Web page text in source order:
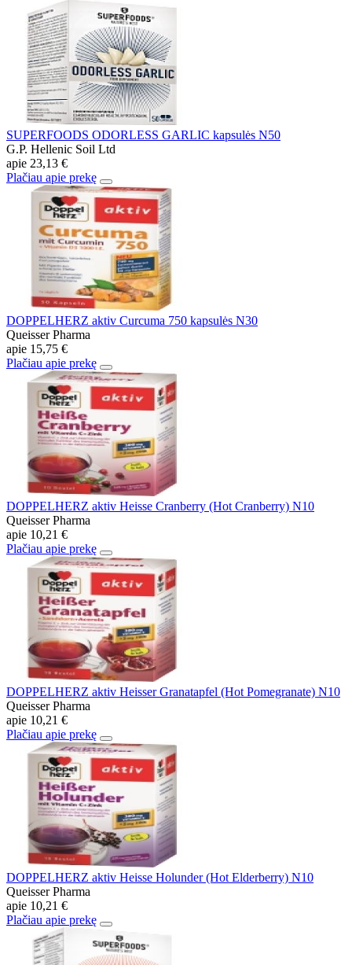
SUPERFOODS ODORLESS GARLIC kapsulės N50
G.P. Hellenic Soil Ltd
apie 23,13 €
Plačiau apie prekę
DOPPELHERZ aktiv Curcuma 750 kapsulės N30
Queisser Pharma
apie 15,75 €
Plačiau apie prekę
DOPPELHERZ aktiv Heisse Cranberry (Hot Cranberry) N10
Queisser Pharma
apie 10,21 €
Plačiau apie prekę
DOPPELHERZ aktiv Heisser Granatapfel (Hot Pomegranate) N10
Queisser Pharma
apie 10,21 €
Plačiau apie prekę
DOPPELHERZ aktiv Heisse Holunder (Hot Elderberry) N10
Queisser Pharma
apie 10,21 €
Plačiau apie prekę